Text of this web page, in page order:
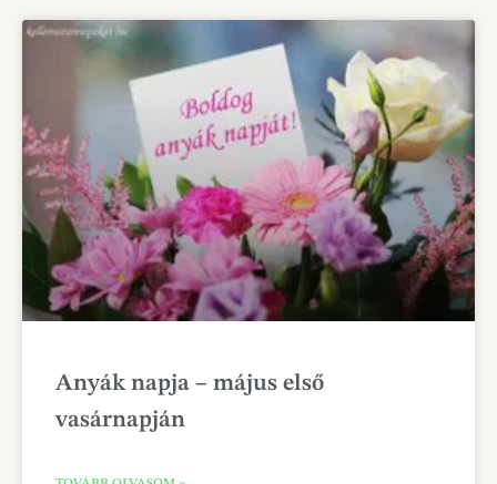
Anyák napja – május első
vasárnapján